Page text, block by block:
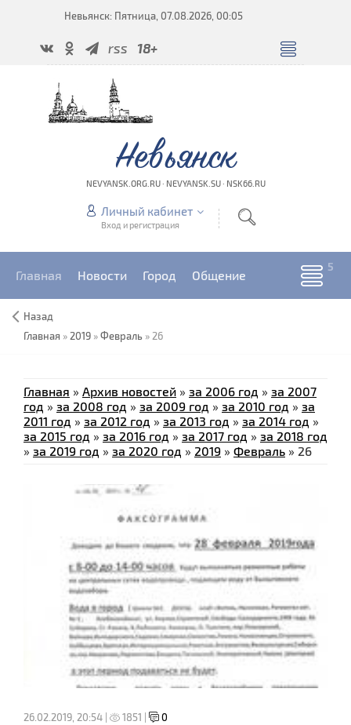
Невьянск: Пятница, 07.08.2026, 00:05
rss 18+
Невьянск
NEVYANSK.ORG.RU · NEVYANSK.SU · NSK66.RU
Личный кабинет
Вход и регистрация
Главная Новости Город Общение
Назад
Главная » 2019 »Февраль » 26
Главная » Архив новостей » за 2006 год » за 2007
год » за 2008 год » за 2009 год » за 2010 год » за
2011 год » за 2012 год » за 2013 год » за 2014 год »
за 2015 год » за 2016 год » за 2017 год » за 2018 год
» за 2019 год » за 2020 год » 2019 » Февраль » 26
26.02.2019, 20:54 | 1851 | 0